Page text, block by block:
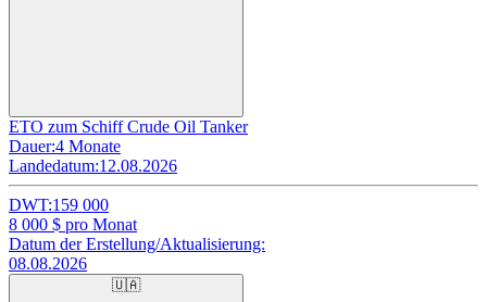
ETO zum Schiff Crude Oil Tanker
Dauer:4 Monate
Landedatum:12.08.2026
DWT:159 000
8 000 $ pro Monat
Datum der Erstellung/Aktualisierung:
08.08.2026
🇺🇦